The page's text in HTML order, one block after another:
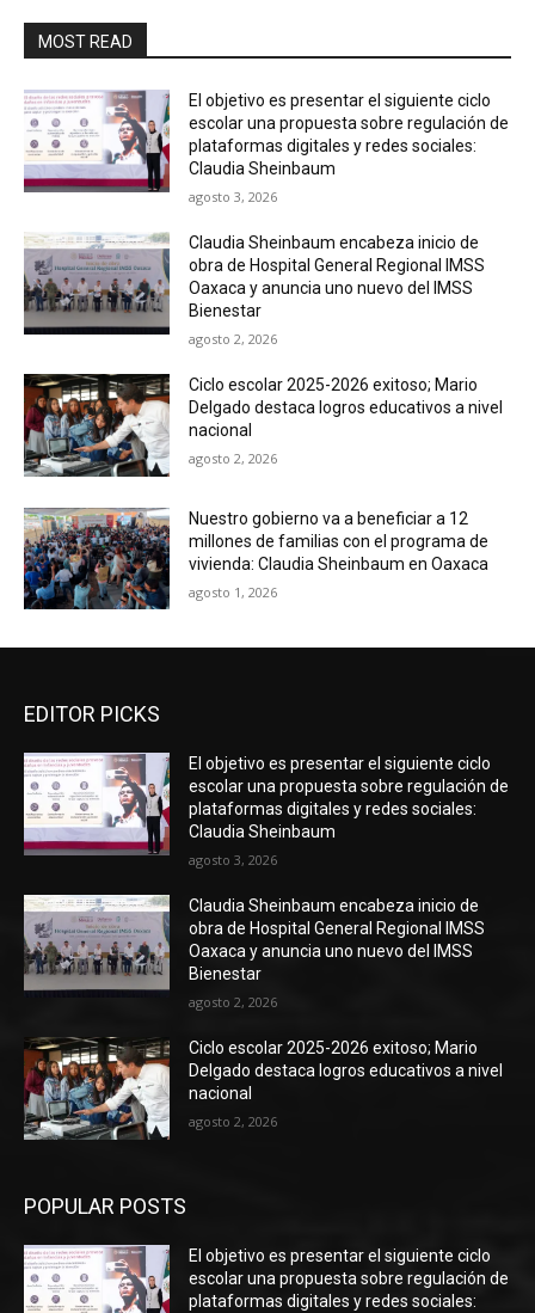
MOST READ
El objetivo es presentar el siguiente ciclo
escolar una propuesta sobre regulación de
plataformas digitales y redes sociales:
Claudia Sheinbaum
agosto 3, 2026
Claudia Sheinbaum encabeza inicio de
obra de Hospital General Regional IMSS
Oaxaca y anuncia uno nuevo del IMSS
Bienestar
agosto 2, 2026
Ciclo escolar 2025-2026 exitoso; Mario
Delgado destaca logros educativos a nivel
nacional
agosto 2, 2026
Nuestro gobierno va a beneficiar a 12
millones de familias con el programa de
vivienda: Claudia Sheinbaum en Oaxaca
agosto 1, 2026
EDITOR PICKS
El objetivo es presentar el siguiente ciclo
escolar una propuesta sobre regulación de
plataformas digitales y redes sociales:
Claudia Sheinbaum
agosto 3, 2026
Claudia Sheinbaum encabeza inicio de
obra de Hospital General Regional IMSS
Oaxaca y anuncia uno nuevo del IMSS
Bienestar
agosto 2, 2026
Ciclo escolar 2025-2026 exitoso; Mario
Delgado destaca logros educativos a nivel
nacional
agosto 2, 2026
POPULAR POSTS
El objetivo es presentar el siguiente ciclo
escolar una propuesta sobre regulación de
plataformas digitales y redes sociales: